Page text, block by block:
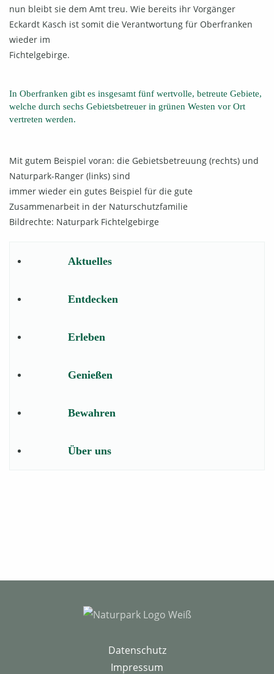
nun bleibt sie dem Amt treu. Wie bereits ihr Vorgänger
Eckardt Kasch ist somit die Verantwortung für Oberfranken
wieder im
Fichtelgebirge.
In Oberfranken gibt es insgesamt fünf wertvolle, betreute Gebiete,
welche durch sechs Gebietsbetreuer in grünen Westen vor Ort
vertreten werden.
Mit gutem Beispiel voran: die Gebietsbetreuung (rechts) und
Naturpark-Ranger (links) sind
immer wieder ein gutes Beispiel für die gute
Zusammenarbeit in der Naturschutzfamilie
Bildrechte: Naturpark Fichtelgebirge
Aktuelles
Entdecken
Erleben
Genießen
Bewahren
Über uns
Datenschutz
Impressum